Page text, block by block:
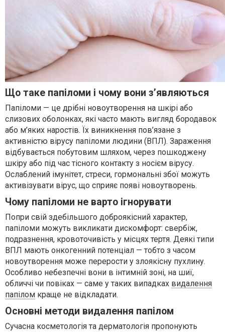
Що таке папіломи і чому вони з’являються
Папіломи — це дрібні новоутворення на шкірі або
слизових оболонках, які часто мають вигляд бородавок
або м’яких наростів. Їх виникнення пов’язане з
активністю вірусу папіломи людини (ВПЛ). Зараження
відбувається побутовим шляхом, через пошкоджену
шкіру або під час тісного контакту з носієм вірусу.
Ослаблений імунітет, стреси, гормональні збої можуть
активізувати вірус, що сприяє появі новоутворень.
Чому папіломи не варто ігнорувати
Попри свій здебільшого доброякісний характер,
папіломи можуть викликати дискомфорт: свербіж,
подразнення, кровоточивість у місцях тертя. Деякі типи
ВПЛ мають онкогенний потенціал — тобто з часом
новоутворення може перерости у злоякісну пухлину.
Особливо небезпечні вони в інтимній зоні, на шиї,
обличчі чи повіках — саме у таких випадках видалення
папілом краще не відкладати.
Основні методи видалення папілом
Сучасна косметологія та дерматологія пропонують